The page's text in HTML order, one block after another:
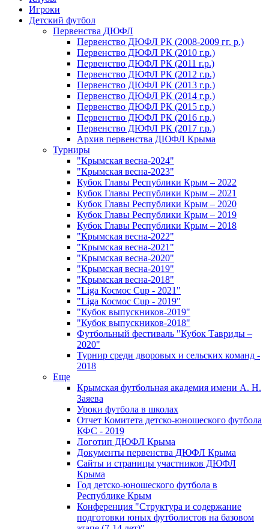
Игроки
Детский футбол
Первенства ДЮФЛ
Первенство ДЮФЛ РК (2008-2009 гг. р.)
Первенство ДЮФЛ РК (2010 г.р.)
Первенство ДЮФЛ РК (2011 г.р.)
Первенство ДЮФЛ РК (2012 г.р.)
Первенство ДЮФЛ РК (2013 г.р.)
Первенство ДЮФЛ РК (2014 г.р.)
Первенство ДЮФЛ РК (2015 г.р.)
Первенство ДЮФЛ РК (2016 г.р.)
Первенство ДЮФЛ РК (2017 г.р.)
Архив первенства ДЮФЛ Крыма
Турниры
"Крымская весна-2024"
"Крымская весна-2023"
Кубок Главы Республики Крым – 2022
Кубок Главы Республики Крым – 2021
Кубок Главы Республики Крым – 2020
Кубок Главы Республики Крым – 2019
Кубок Главы Республики Крым – 2018
"Крымская весна-2022"
"Крымская весна-2021"
"Крымская весна-2020"
"Крымская весна-2019"
"Крымская весна-2018"
"Liga Космос Cup - 2021"
"Liga Космос Cup - 2019"
"Кубок выпускников-2019"
"Кубок выпускников-2018"
Футбольный фестиваль "Кубок Тавриды –
2020"
Турнир среди дворовых и сельских команд -
2018
Еще
Крымская футбольная академия имени А. Н.
Заяева
Уроки футбола в школах
Отчет Комитета детско-юношеского футбола
КФС - 2019
Логотип ДЮФЛ Крыма
Документы первенства ДЮФЛ Крыма
Сайты и страницы участников ДЮФЛ
Крыма
Год детско-юношеского футбола в
Республике Крым
Конференция "Структура и содержание
подготовки юных футболистов на базовом